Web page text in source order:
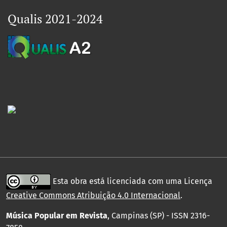
Qualis 2021-2024
Esta obra está licenciada com uma Licença
Creative Commons Atribuição 4.0 Internacional.
Música Popular em Revista, Campinas (SP) - ISSN 2316-